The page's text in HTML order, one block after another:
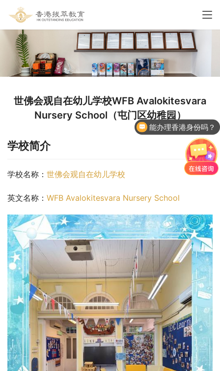
世佛会观自在幼儿学校WFB Avalokitesvara
Nursery School（屯门区幼稚园）
学校简介
学校名称： 世佛会观自在幼儿学校
英文名称： WFB Avalokitesvara Nursery School
能办理香港身份吗？